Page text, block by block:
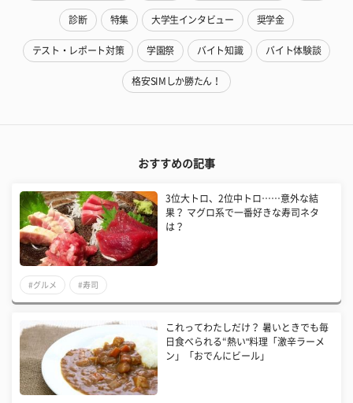
診断 特集 大学生インタビュー 奨学金
テスト・レポート対策 学園祭 バイト知識 バイト体験談
格安SIMしか勝たん！
おすすめの記事
3位大トロ、2位中トロ……意外な結
果？ マグロ系で一番好きな寿司ネタ
は？
#グルメ #寿司
これってわたしだけ？ 暑いときでも毎
日食べられる“熱い"料理「激辛ラーメ
ン」「おでんにビール」